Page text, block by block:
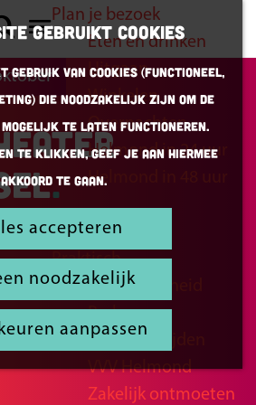
gebruikt cookies
gebruik van cookies (Functioneel,
die noodzakelijk zijn om de
mogelijk te laten functioneren.
te klikken, geef je aan hiermee
akkoord te gaan.
accepteren
noodzakelijk
aanpassen
Z
o
e
k
e
n
M
e
n
u
Plan je bezoek
Eten en drinken
Uitgaan
Winkelen
Overnachten
Helmond in 24 uur
Helmond in 48 uur
Inspiratie
Praktisch
Bereikbaarheid
Parkeren
Openingstijden
VVV Helmond
Zakelijk ontmoeten